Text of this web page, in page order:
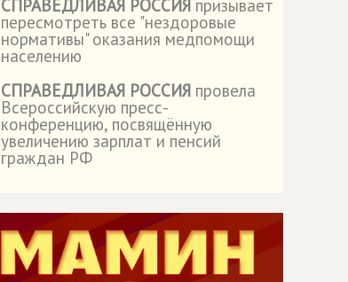
СПРАВЕДЛИВАЯ РОССИЯ призывает
пересмотреть все "нездоровые
нормативы" оказания медпомощи
населению
СПРАВЕДЛИВАЯ РОССИЯ провела
Всероссийскую пресс-
конференцию, посвящённую
увеличению зарплат и пенсий
граждан РФ